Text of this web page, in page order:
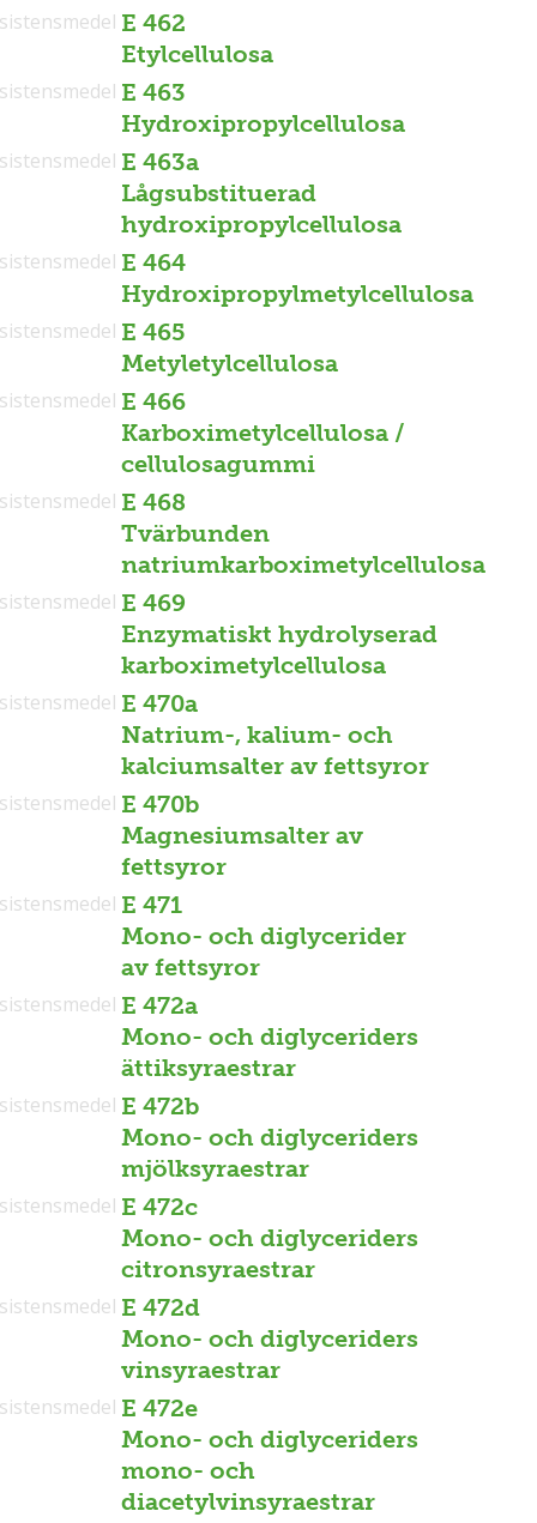
E 462
Etylcellulosa
E 463
Hydroxipropylcellulosa
E 463a
Lågsubstituerad
hydroxipropylcellulosa
E 464
Hydroxipropylmetylcellulosa
E 465
Metyletylcellulosa
E 466
Karboximetylcellulosa /
cellulosagummi
E 468
Tvärbunden
natriumkarboximetylcellulosa
E 469
Enzymatiskt hydrolyserad
karboximetylcellulosa
E 470a
Natrium-, kalium- och
kalciumsalter av fettsyror
E 470b
Magnesiumsalter av
fettsyror
E 471
Mono- och diglycerider
av fettsyror
E 472a
Mono- och diglyceriders
ättiksyraestrar
E 472b
Mono- och diglyceriders
mjölksyraestrar
E 472c
Mono- och diglyceriders
citronsyraestrar
E 472d
Mono- och diglyceriders
vinsyraestrar
E 472e
Mono- och diglyceriders
mono- och
diacetylvinsyraestrar